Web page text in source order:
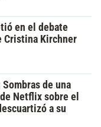
en el debate
Cristina Kirchner
de una
Netflix sobre el
a su